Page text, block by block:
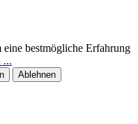
bestmögliche Erfahrung
...
Ablehnen